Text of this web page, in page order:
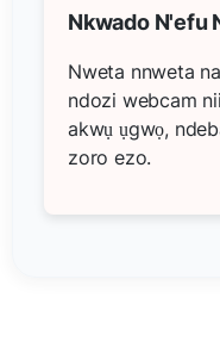
Nkwado N'efu
Nweta nnweta
ndozi webcam
akwụ ụgwọ,
zoro ezo.